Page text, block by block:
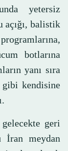
yetersiz
balistik
botlarına
yanı sıra
gibi kendisine
geri
İran meydan